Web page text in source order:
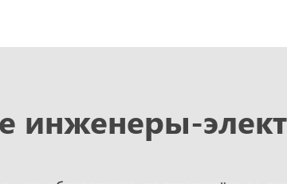
инженеры-